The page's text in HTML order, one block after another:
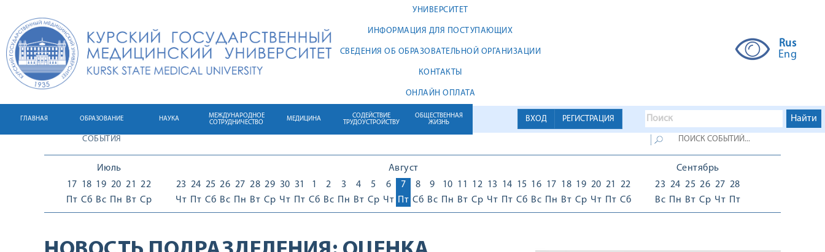
УНИВЕРСИТЕТ
ИНФОРМАЦИЯ ДЛЯ ПОСТУПАЮЩИХ
СВЕДЕНИЯ ОБ ОБРАЗОВАТЕЛЬНОЙ ОРГАНИЗАЦИИ
КОНТАКТЫ
ОНЛАЙН ОПЛАТА
Rus
Eng
ВХОД РЕГИСТРАЦИЯ
ГЛАВНАЯ ОБРАЗОВАНИЕ НАУКА
МЕЖДУНАРОДНОЕ
СОТРУДНИЧЕСТВО
МЕДИЦИНА
СОДЕЙСТВИЕ
ТРУДОУСТРОЙСТВУ
ОБЩЕСТВЕННАЯ
ЖИЗНЬ
СОБЫТИЯ
Июль
17
Пт
18
Сб
19
Вс
20
Пн
21
Вт
22
Ср
Август
23
Чт
24
Пт
25
Сб
26
Вс
27
Пн
28
Вт
29
Ср
30
Чт
31
Пт
1
Сб
2
Вс
3
Пн
4
Вт
5
Ср
6
Чт
7
Пт
8
Сб
9
Вс
10
Пн
11
Вт
12
Ср
13
Чт
14
Пт
15
Сб
16
Вс
17
Пн
18
Вт
19
Ср
20
Чт
21
Пт
22
Сб
Сентябрь
23
Вс
24
Пн
25
Вт
26
Ср
27
Чт
28
Пт